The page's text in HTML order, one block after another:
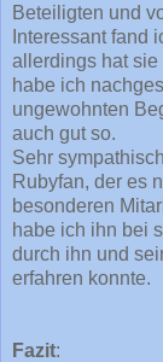
Beteiligten und
Interessant fand
allerdings hat
habe ich
ungewohnten
auch gut so.
Sehr
Rubyfan, der es
besonderen
habe ich ihn bei
durch ihn und
erfahren konnte.
Fazit: